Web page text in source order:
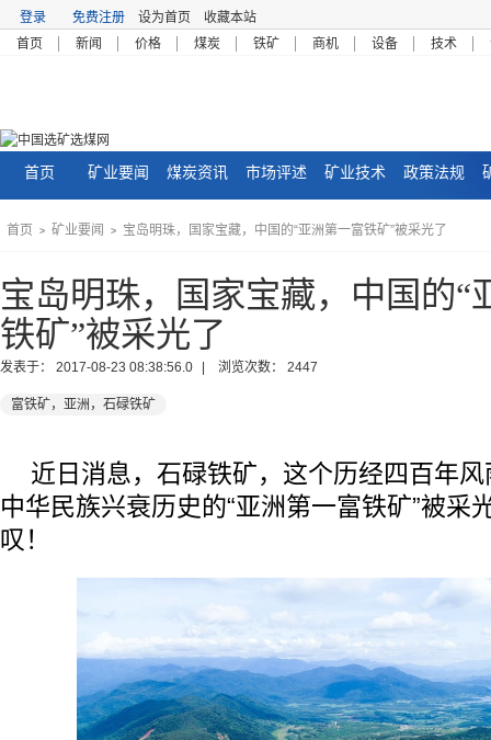
登录 免费注册 设为首页
收藏本站
首页
新闻 价格 煤炭 铁矿 商机 设备 技术
首页 矿业要闻 煤炭资讯 市场评述 矿业技术 政策法规
首页 > 矿业要闻 > 宝岛明珠，国家宝藏，中国的“亚洲第一富铁矿”被采光了
宝岛明珠，国家宝藏，中国的“
铁矿”被采光了
发表于： 2017-08-23 08:38:56.0 | 浏览次数： 2447
富铁矿，亚洲，石碌铁矿
近日消息，石碌铁矿，这个历经四百年
中华民族兴衰历史的“亚洲第一富铁矿”被采
叹！